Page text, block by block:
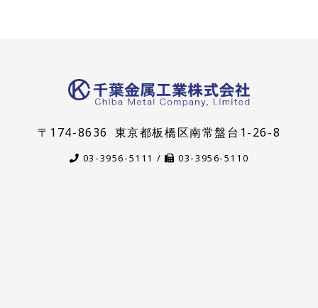
〒174-8636 東京都板橋区南常盤台1-26-8
03-3956-5111 / 03-3956-5110